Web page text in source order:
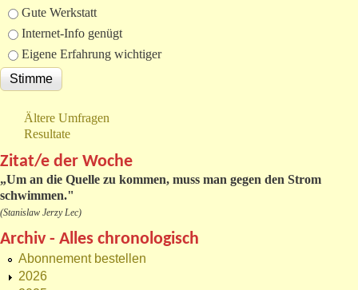
Gute Werkstatt
Internet-Info genügt
Eigene Erfahrung wichtiger
Ältere Umfragen
Resultate
Zitat/e der Woche
„Um an die Quelle zu kommen, muss man gegen den Strom
schwimmen."
(Stanislaw Jerzy Lec)
Archiv - Alles chronologisch
Abonnement bestellen
2026